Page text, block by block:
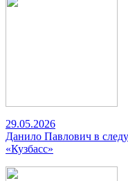
29.05.2026
Данило Павлович в
«Кузбасс»